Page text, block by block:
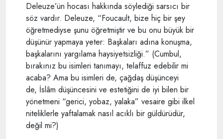
Deleuze’ün hocası hakkında söylediği sarsıcı bir
söz vardır. Deleuze, “Foucault, bize hiç bir şey
öğretmediyse şunu öğretmiştir ve bu onu büyük bir
düşünür yapmaya yeter: Başkaları adına konuşma,
başkalarını yargılama haysiyetsizliği.” (Cumbul,
bırakınız bu isimleri tanımayı, telaffuz edebilir mi
acaba? Ama bu isimleri de, çağdaş düşünceyi
de, İslâm düşüncesini ve estetiğini de iyi bilen bir
yönetmeni “gerici, yobaz, yalaka” vesaire gibi ilkel
niteliklerle yaftalamak nasıl acıklı bir güldürüdür,
değil mi?)